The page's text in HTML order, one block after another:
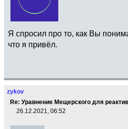
Я спросил про то, как Вы
что я привёл.
zykov
Re: Уравнение Мещерского для
26.12.2021, 06:52